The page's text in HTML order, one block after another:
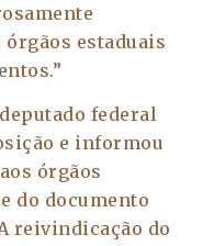
estaduais
federal
e informou
órgãos
do documento
reivindicação do